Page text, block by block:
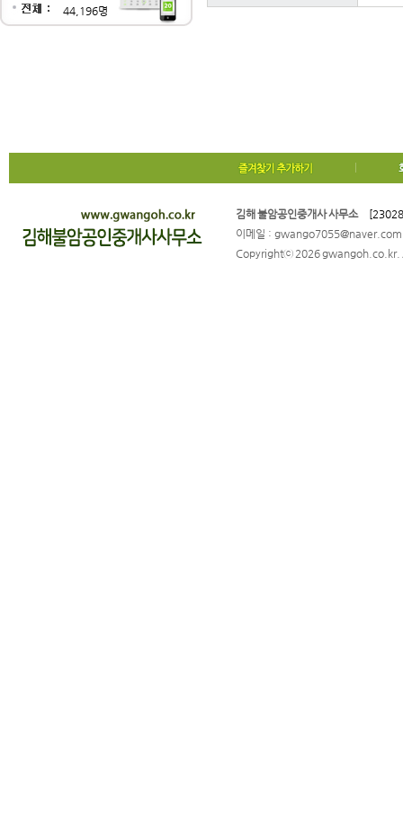
44,196명
김해 불암공인중개사 사무소
이메일 :
Copyrightⓒ 2026 gwangoh.co.kr.